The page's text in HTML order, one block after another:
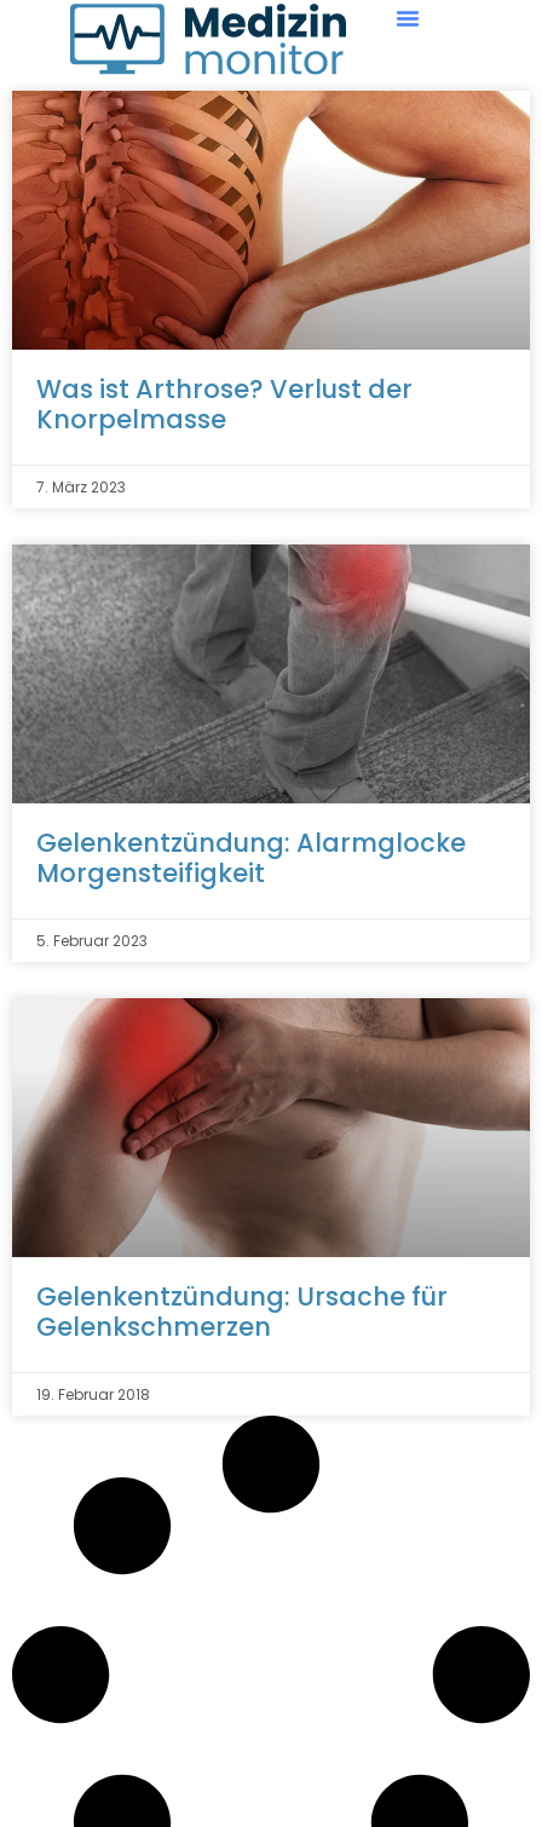
Was ist Arthrose? Verlust der
Knorpelmasse
7. März 2023
Gelenkentzündung: Alarmglocke
Morgensteifigkeit
5. Februar 2023
Gelenkentzündung: Ursache für
Gelenkschmerzen
19. Februar 2018